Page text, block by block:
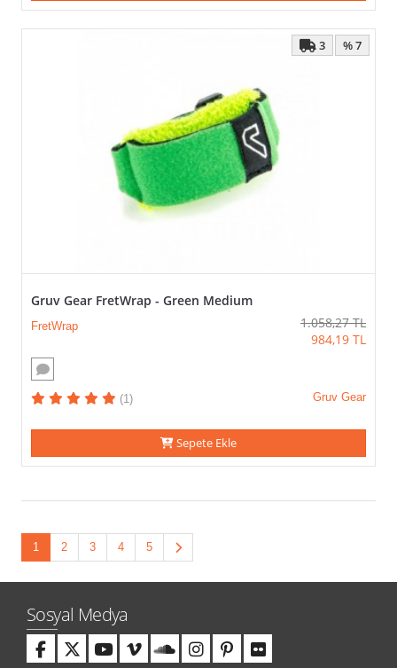
% 7
3
Gruv Gear FretWrap - Green Medium
FretWrap 1.058,27 TL
984,19 TL
(1) Gruv Gear
Sepete Ekle
1 2 3 4 5
Sosyal Medya